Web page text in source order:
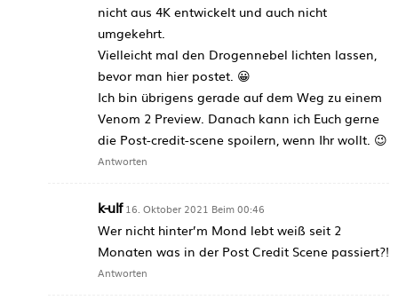
nicht aus 4K entwickelt und auch nicht
umgekehrt.
Vielleicht mal den Drogennebel lichten lassen,
bevor man hier postet. 😀
Ich bin übrigens gerade auf dem Weg zu einem
Venom 2 Preview. Danach kann ich Euch gerne
die Post-credit-scene spoilern, wenn Ihr wollt. 😉
Antworten
k-ulf 16. Oktober 2021 Beim 00:46
Wer nicht hinter’m Mond lebt weiß seit 2
Monaten was in der Post Credit Scene passiert?!
Antworten